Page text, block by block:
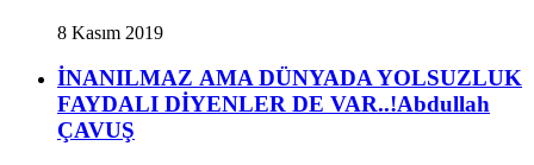
8 Kasım 2019
İNANILMAZ AMA DÜNYADA YOLSUZLUK
FAYDALI DİYENLER DE VAR..!Abdullah
ÇAVUŞ